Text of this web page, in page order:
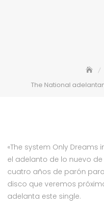
The National
«The system Only Dreams
el adelanto de lo nuevo de
cuatro años de parón
disco que veremos
adelanta este single.